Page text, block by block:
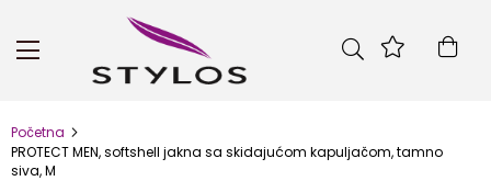
Skip
Početna
PROTECT MEN, softshell jakna sa skidajućom kapuljačom, tamno
siva, M